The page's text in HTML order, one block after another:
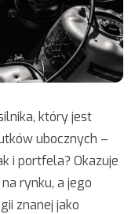
który jest
ubocznych –
i portfela? Okazuje
rynku, a jego
znanej jako